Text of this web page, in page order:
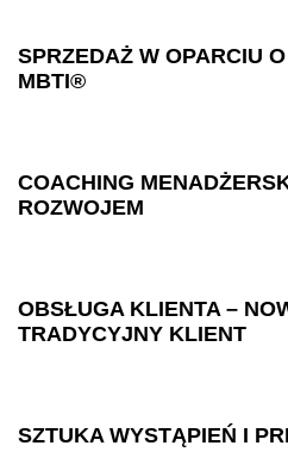
SPRZEDAŻ W OPARCIU
MBTI®
COACHING
ROZWOJEM
OBSŁUGA KLIENTA –
TRADYCYJNY KLIENT
SZTUKA WYSTĄPIEŃ I